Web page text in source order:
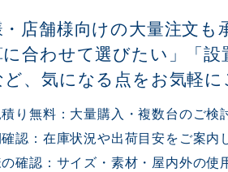
店舗様向けの大量注文も
に合わせて選びたい」「
、気になる点をお気軽に
り無料：大量購入・複数台のご検
認：在庫状況や出荷目安をご案内
確認：サイズ・素材・屋内外の使